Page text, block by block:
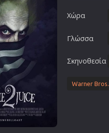
Θρησκευτικές
Χώρα
Γλώσσα
Σκηνοθεσία
Warner Bros.